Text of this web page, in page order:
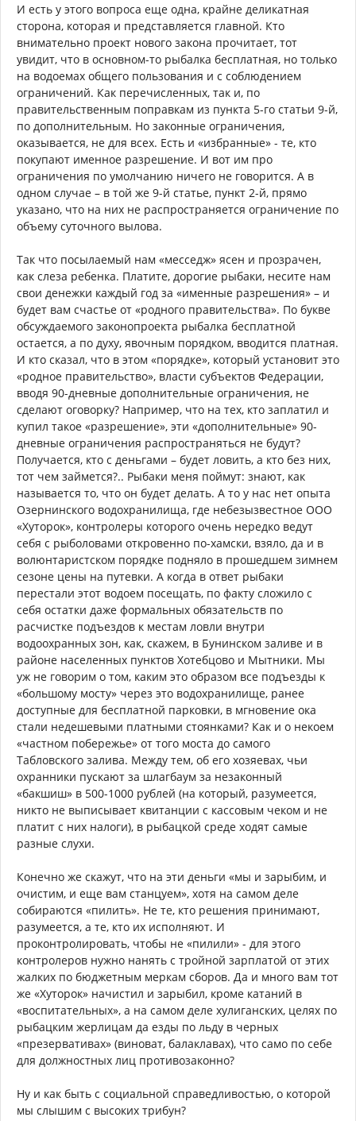
И есть у этого вопроса еще одна, крайне деликатная
сторона, которая и представляется главной. Кто
внимательно проект нового закона прочитает, тот
увидит, что в основном-то рыбалка бесплатная, но только
на водоемах общего пользования и с соблюдением
ограничений. Как перечисленных, так и, по
правительственным поправкам из пункта 5-го статьи 9-й,
по дополнительным. Но законные ограничения,
оказывается, не для всех. Есть и «избранные» - те, кто
покупают именное разрешение. И вот им про
ограничения по умолчанию ничего не говорится. А в
одном случае – в той же 9-й статье, пункт 2-й, прямо
указано, что на них не распространяется ограничение по
объему суточного вылова.
Так что посылаемый нам «месседж» ясен и прозрачен,
как слеза ребенка. Платите, дорогие рыбаки, несите нам
свои денежки каждый год за «именные разрешения» – и
будет вам счастье от «родного правительства». По букве
обсуждаемого законопроекта рыбалка бесплатной
остается, а по духу, явочным порядком, вводится платная.
И кто сказал, что в этом «порядке», который установит это
«родное правительство», власти субъектов Федерации,
вводя 90-дневные дополнительные ограничения, не
сделают оговорку? Например, что на тех, кто заплатил и
купил такое «разрешение», эти «дополнительные» 90-
дневные ограничения распространяться не будут?
Получается, кто с деньгами – будет ловить, а кто без них,
тот чем займется?.. Рыбаки меня поймут: знают, как
называется то, что он будет делать. А то у нас нет опыта
Озернинского водохранилища, где небезызвестное ООО
«Хуторок», контролеры которого очень нередко ведут
себя с рыболовами откровенно по-хамски, взяло, да и в
волюнтаристском порядке подняло в прошедшем зимнем
сезоне цены на путевки. А когда в ответ рыбаки
перестали этот водоем посещать, по факту сложило с
себя остатки даже формальных обязательств по
расчистке подъездов к местам ловли внутри
водоохранных зон, как, скажем, в Бунинском заливе и в
районе населенных пунктов Хотебцово и Мытники. Мы
уж не говорим о том, каким это образом все подъезды к
«большому мосту» через это водохранилище, ранее
доступные для бесплатной парковки, в мгновение ока
стали недешевыми платными стоянками? Как и о некоем
«частном побережье» от того моста до самого
Табловского залива. Между тем, об его хозяевах, чьи
охранники пускают за шлагбаум за незаконный
«бакшиш» в 500-1000 рублей (на который, разумеется,
никто не выписывает квитанции с кассовым чеком и не
платит с них налоги), в рыбацкой среде ходят самые
разные слухи.
Конечно же скажут, что на эти деньги «мы и зарыбим, и
очистим, и еще вам станцуем», хотя на самом деле
собираются «пилить». Не те, кто решения принимают,
разумеется, а те, кто их исполняют. И
проконтролировать, чтобы не «пилили» - для этого
контролеров нужно нанять с тройной зарплатой от этих
жалких по бюджетным меркам сборов. Да и много вам тот
же «Хуторок» начистил и зарыбил, кроме катаний в
«воспитательных», а на самом деле хулиганских, целях по
рыбацким жерлицам да езды по льду в черных
«презервативах» (виноват, балаклавах), что само по себе
для должностных лиц противозаконно?
Ну и как быть с социальной справедливостью, о которой
мы слышим с высоких трибун?